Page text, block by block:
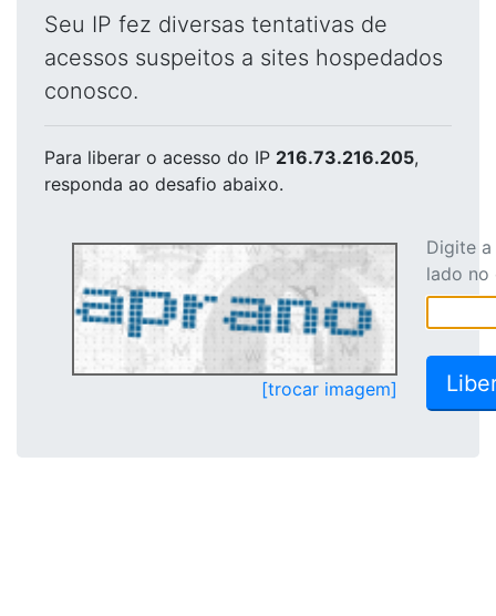
Seu IP fez diversas tentativas de
acessos suspeitos a sites hospedados
conosco.
Para liberar o acesso do IP 216.73.216.205,
responda ao desafio abaixo.
[trocar imagem]
Digite
lado no